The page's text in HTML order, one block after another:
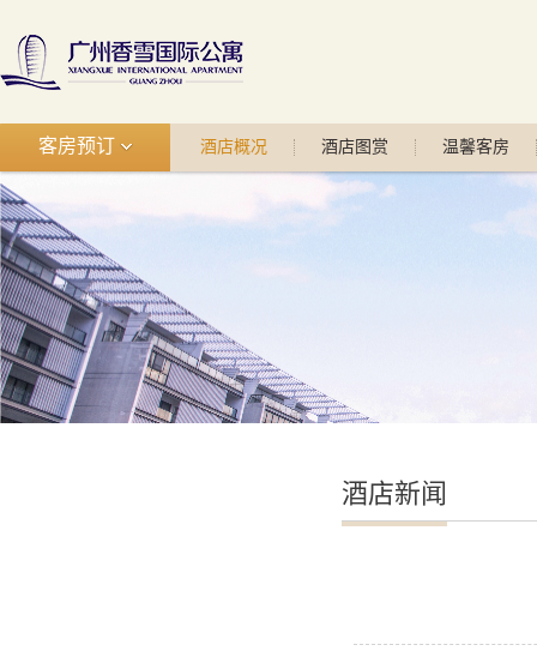
酒店概况 酒店图赏 温馨客房
客房预订
酒店新闻